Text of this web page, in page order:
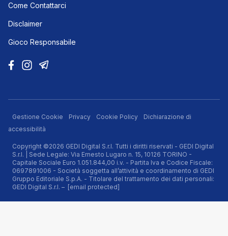
Come Contattarci
Disclaimer
Gioco Responsabile
Gestione Cookie Privacy Cookie Policy
Dichiarazione di
accessibilità
Copyright ©2026 GEDI Digital S.r.l. Tutti i diritti riservati - GEDI Digital
S.r.l. | Sede Legale: Via Ernesto Lugaro n. 15, 10126 TORINO -
Capitale Sociale Euro 1.051.844,00 i.v. - Partita Iva e Codice Fiscale:
0697891006 - Società soggetta all’attività e coordinamento di GEDI
Gruppo Editoriale S.p.A. - Titolare del trattamento dei dati personali:
GEDI Digital S.r.l. – [email protected]